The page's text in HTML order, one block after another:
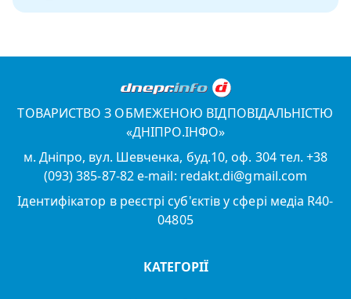
ТОВАРИСТВО З ОБМЕЖЕНОЮ ВІДПОВІДАЛЬНІСТЮ
«ДНІПРО.ІНФО»
м. Дніпро, вул. Шевченка, буд.10, оф. 304 тел. +38
(093) 385-87-82 e-mail: redakt.di@gmail.com
Ідентифікатор в реєстрі суб'єктів у сфері медіа R40-
04805
КАТЕГОРІЇ